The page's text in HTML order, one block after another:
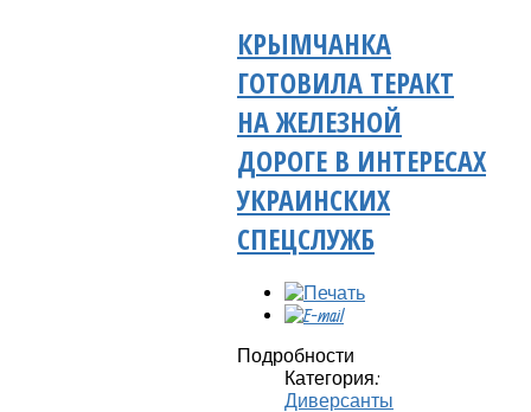
КРЫМЧАНКА
ГОТОВИЛА ТЕРАКТ
НА ЖЕЛЕЗНОЙ
ДОРОГЕ В ИНТЕРЕСАХ
УКРАИНСКИХ
СПЕЦСЛУЖБ
Подробности
Категория:
Диверсанты